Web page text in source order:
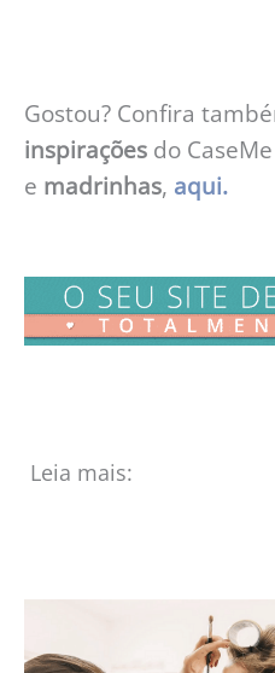
Gostou? Confira
inspirações do
e madrinhas, aqui.
Leia mais: